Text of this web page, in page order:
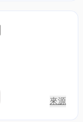
來源